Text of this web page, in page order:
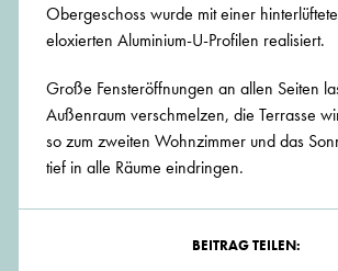
Obergeschoss wurde mit einer
eloxierten Aluminium-U-Profilen realisiert.
Große Fensteröffnungen an allen Seiten
Außenraum verschmelzen, die Terrasse
so zum zweiten Wohnzimmer und das
tief in alle Räume eindringen.
BEITRAG TEILEN: